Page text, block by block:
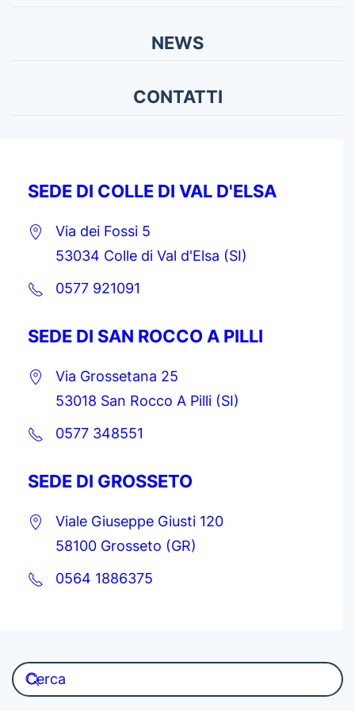
NEWS
CONTATTI
SEDE DI COLLE DI VAL D'ELSA
Via dei Fossi 5
53034 Colle di Val d'Elsa (SI)
0577 921091
SEDE DI SAN ROCCO A PILLI
Via Grossetana 25
53018 San Rocco A Pilli (SI)
0577 348551
SEDE DI GROSSETO
Viale Giuseppe Giusti 120
58100 Grosseto (GR)
0564 1886375